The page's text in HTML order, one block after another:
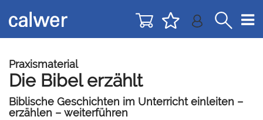
zur
Navigation
zum
Inhalt
Praxismaterial
Die Bibel erzählt
Biblische Geschichten im Unterricht einleiten –
erzählen – weiterführen